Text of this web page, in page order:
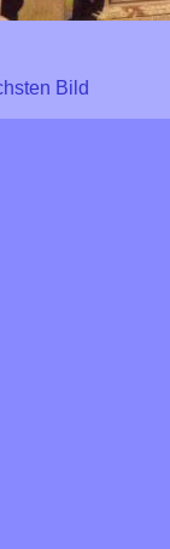
Bild